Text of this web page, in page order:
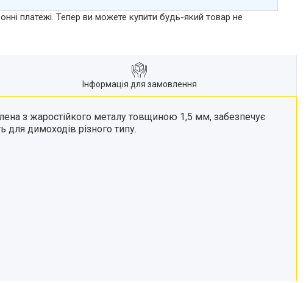
платежі. Тепер ви можете купити будь-який товар не
Інформація для замовлення
з жаростійкого металу товщиною 1,5 мм, забезпечує
димоходів різного типу.